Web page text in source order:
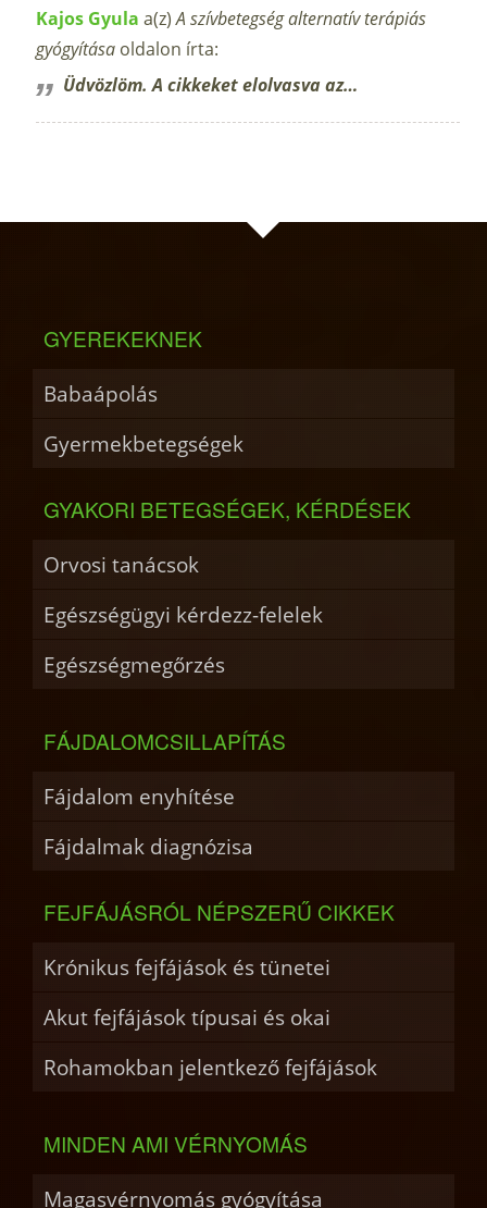
Kajos Gyula a(z)A szívbetegség alternatív terápiás
gyógyítása oldalon írta:
Üdvözlöm. A cikkeket elolvasva az…
GYEREKEKNEK
Babaápolás
Gyermekbetegségek
GYAKORI BETEGSÉGEK, KÉRDÉSEK
Orvosi tanácsok
Egészségügyi kérdezz-felelek
Egészségmegőrzés
FÁJDALOMCSILLAPÍTÁS
Fájdalom enyhítése
Fájdalmak diagnózisa
FEJFÁJÁSRÓL NÉPSZERŰ CIKKEK
Krónikus fejfájások és tünetei
Akut fejfájások típusai és okai
Rohamokban jelentkező fejfájások
MINDEN AMI VÉRNYOMÁS
Magasvérnyomás gyógyítása